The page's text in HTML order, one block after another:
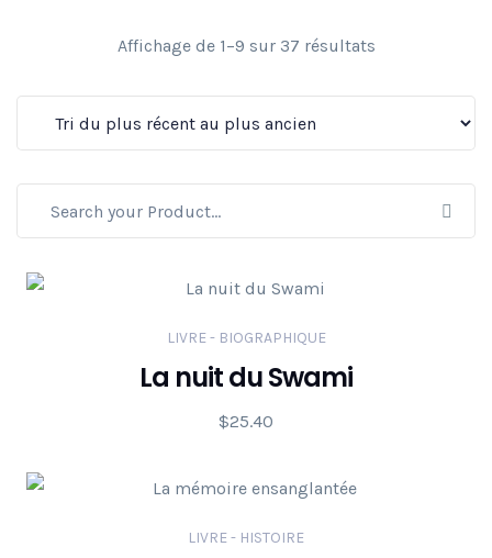
Affichage de 1–9 sur 37 résultats
LIVRE - BIOGRAPHIQUE
La nuit du Swami
$25.40
LIVRE - HISTOIRE